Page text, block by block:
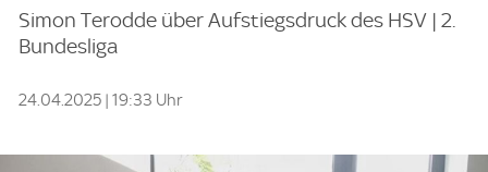
Simon Terodde über Aufstiegsdruck des HSV | 2.
Bundesliga
24.04.2025 | 19:33 Uhr